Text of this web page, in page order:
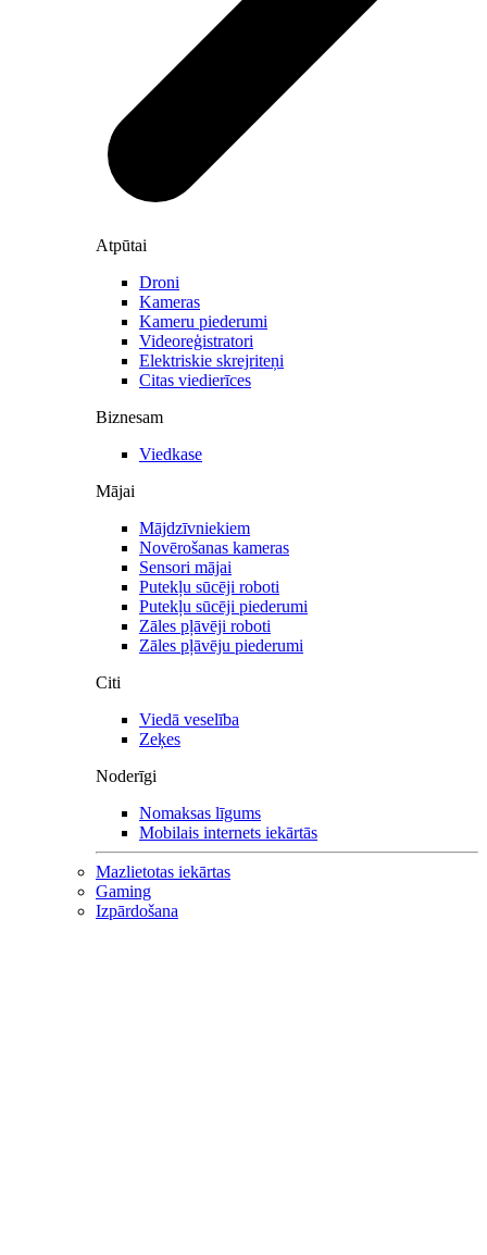
Atpūtai
Droni
Kameras
Kameru piederumi
Videoreģistratori
Elektriskie skrejriteņi
Citas viedierīces
Biznesam
Viedkase
Mājai
Mājdzīvniekiem
Novērošanas kameras
Sensori mājai
Putekļu sūcēji roboti
Putekļu sūcēji piederumi
Zāles pļāvēji roboti
Zāles pļāvēju piederumi
Citi
Viedā veselība
Zeķes
Noderīgi
Nomaksas līgums
Mobilais internets iekārtās
Mazlietotas iekārtas
Gaming
Izpārdošana